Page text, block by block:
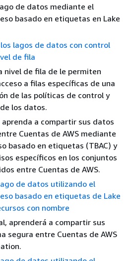
de datos mediante el
basado en etiquetas en Lake
lagos de datos con control
de fila
nivel de fila de le permiten
a filas específicas de una
de las políticas de control y
los datos.
aprenda a compartir sus datos
Cuentas de AWS mediante
basado en etiquetas (TBAC) y
específicos en los conjuntos
entre Cuentas de AWS.
de datos utilizando el
basado en etiquetas de Lake
con nombre
aprenderá a compartir sus
segura entre Cuentas de AWS